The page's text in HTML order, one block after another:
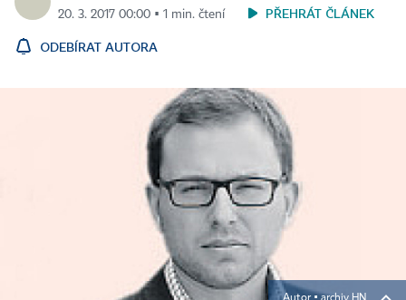
20. 3. 2017 00:00 ▪ 1 min. čtení
PŘEHRÁT ČLÁNEK
ODEBÍRAT AUTORA